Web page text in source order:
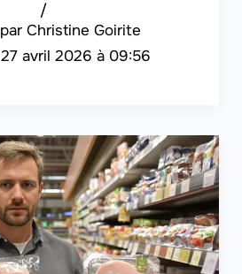
Christine Goirite
/
27 avril 2026 à 09:56